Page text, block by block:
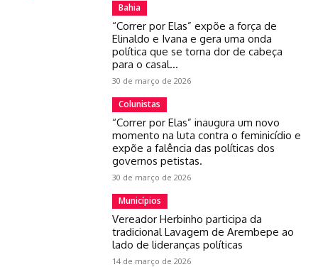
Bahia
“Correr por Elas” expõe a força de
Elinaldo e Ivana e gera uma onda
política que se torna dor de cabeça
para o casal...
30 de março de 2026
Colunistas
“Correr por Elas” inaugura um novo
momento na luta contra o feminicídio e
expõe a falência das políticas dos
governos petistas.
30 de março de 2026
Municípios
Vereador Herbinho participa da
tradicional Lavagem de Arembepe ao
lado de lideranças políticas
14 de março de 2026